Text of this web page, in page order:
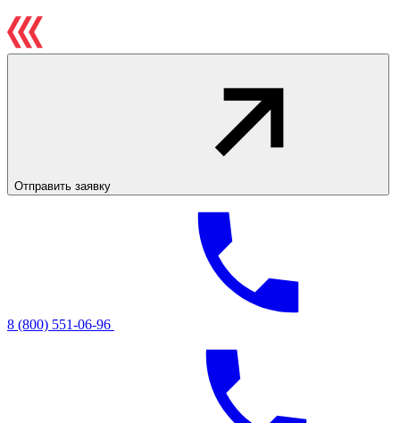
Отправить заявку
8 (800) 551-06-96